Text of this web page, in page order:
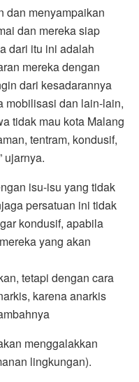
dan menyampaikan
dan mereka siap
dari itu ini adalah
mereka dengan
dari kesadarannya
mobilisasi dan lain-lain,
tidak mau kota Malang
tentram, kondusif,
ujarnya.
isu-isu yang tidak
persatuan ini tidak
kondusif, apabila
yang akan
tetapi dengan cara
karena anarkis
menggalakkan
lingkungan).